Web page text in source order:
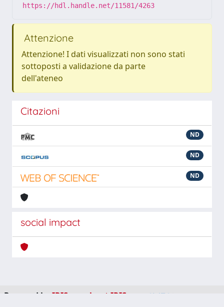
https://hdl.handle.net/11581/4263
Attenzione
Attenzione! I dati visualizzati non sono stati
sottoposti a validazione da parte
dell'ateneo
Citazioni
ND
ND
ND
social impact
Powered by IRIS about IRIS